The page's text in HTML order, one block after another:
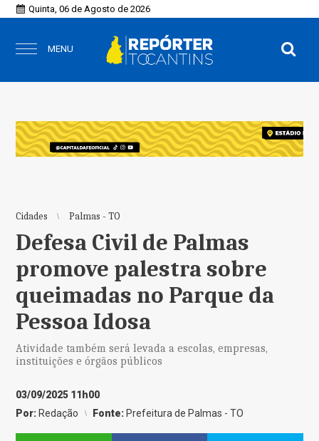
Quinta, 06 de Agosto de 2026
MENU
Cidades Palmas - TO
Defesa Civil de Palmas
promove palestra sobre
queimadas no Parque da
Pessoa Idosa
Atividade também será levada a escolas, empresas,
instituições e órgãos públicos
03/09/2025 11h00
Por: Redação Fonte: Prefeitura de Palmas - TO